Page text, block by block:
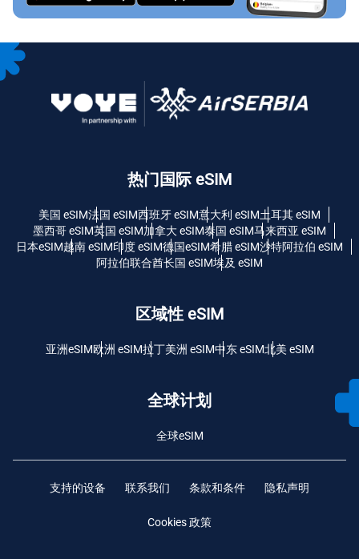
热门国际 eSIM
美国 eSIM法国 eSIM西班牙 eSIM意大利 eSIM土耳其 eSIM
墨西哥 eSIM英国 eSIM加拿大 eSIM泰国 eSIM马来西亚 eSIM
日本eSIM越南 eSIM印度 eSIM德国eSIM希腊 eSIM沙特阿拉伯 eSIM
阿拉伯联合酋长国 eSIM埃及 eSIM
区域性 eSIM
亚洲eSIM欧洲 eSIM拉丁美洲 eSIM中东 eSIM北美 eSIM
全球计划
全球eSIM
支持的设备 联系我们 条款和条件 隐私声明
Cookies 政策